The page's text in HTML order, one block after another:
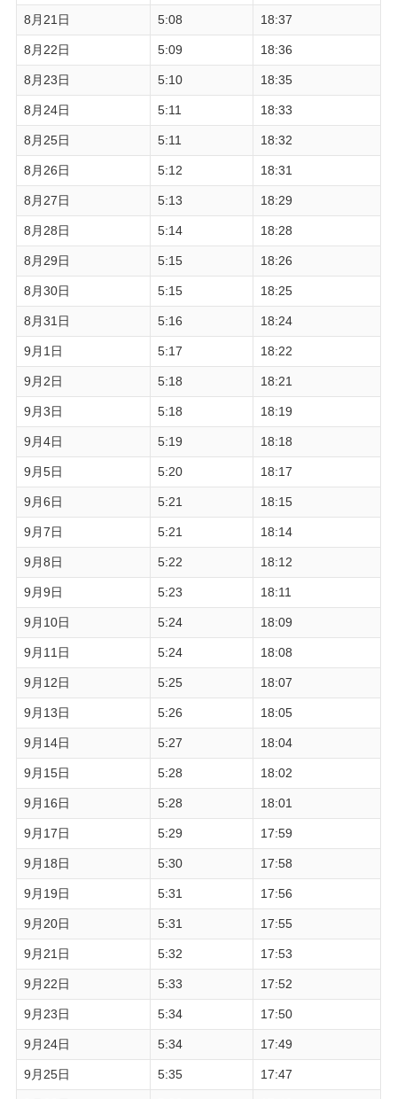
8月21日 5:08 18:37
8月22日 5:09 18:36
8月23日 5:10 18:35
8月24日 5:11 18:33
8月25日 5:11 18:32
8月26日 5:12 18:31
8月27日 5:13 18:29
8月28日 5:14 18:28
8月29日 5:15 18:26
8月30日 5:15 18:25
8月31日 5:16 18:24
9月1日 5:17 18:22
9月2日 5:18 18:21
9月3日 5:18 18:19
9月4日 5:19 18:18
9月5日 5:20 18:17
9月6日 5:21 18:15
9月7日 5:21 18:14
9月8日 5:22 18:12
9月9日 5:23 18:11
9月10日 5:24 18:09
9月11日 5:24 18:08
9月12日 5:25 18:07
9月13日 5:26 18:05
9月14日 5:27 18:04
9月15日 5:28 18:02
9月16日 5:28 18:01
9月17日 5:29 17:59
9月18日 5:30 17:58
9月19日 5:31 17:56
9月20日 5:31 17:55
9月21日 5:32 17:53
9月22日 5:33 17:52
9月23日 5:34 17:50
9月24日 5:34 17:49
9月25日 5:35 17:47